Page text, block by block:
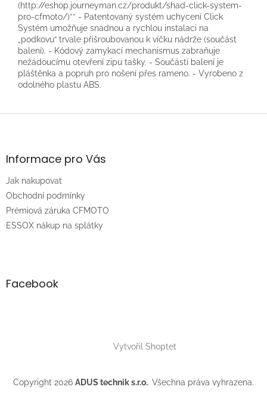
(http://eshop.journeyman.cz/produkt/shad-click-system-
pro-cfmoto/)** - Patentovaný systém uchycení Click
Systém umožňuje snadnou a rychlou instalaci na
„podkovu“ trvale přišroubovanou k víčku nádrže (součást
balení). - Kódový zamykací mechanismus zabraňuje
nežádoucímu otevření zipu tašky. - Součástí balení je
pláštěnka a popruh pro nošení přes rameno. - Vyrobeno z
odolného plastu ABS.
Z
aInformace pro Vás
Jak nakupovat
Obchodní podmínky
Prémiová záruka CFMOTO
ESSOX nákup na splátky
Facebook
Vytvořil Shoptet
Copyright 2026 ADUS technik s.r.o.. Všechna práva vyhrazena.